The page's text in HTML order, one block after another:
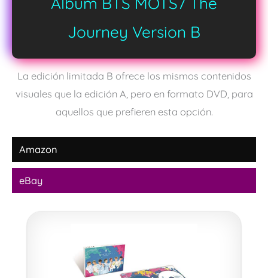
Journey Version B
La edición limitada B ofrece los mismos contenidos
visuales que la edición A, pero en formato DVD, para
aquellos que prefieren esta opción.
Amazon
eBay